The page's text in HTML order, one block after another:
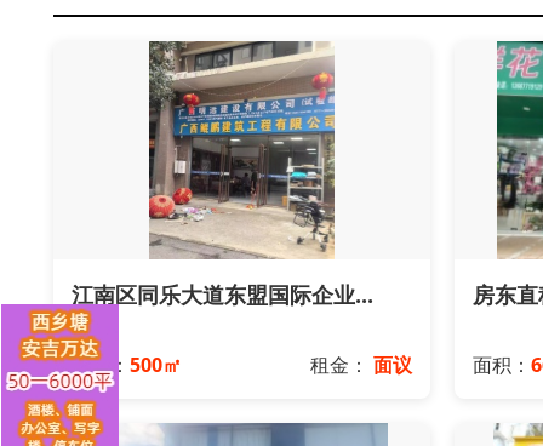
江南区同乐大道东盟国际企业...
面积： 500㎡ 租金： 面议
房东
面积：